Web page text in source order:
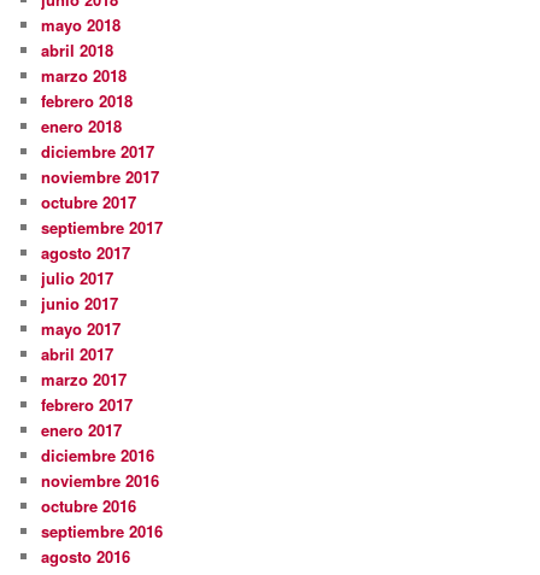
mayo 2018
abril 2018
marzo 2018
febrero 2018
enero 2018
diciembre 2017
noviembre 2017
octubre 2017
septiembre 2017
agosto 2017
julio 2017
junio 2017
mayo 2017
abril 2017
marzo 2017
febrero 2017
enero 2017
diciembre 2016
noviembre 2016
octubre 2016
septiembre 2016
agosto 2016